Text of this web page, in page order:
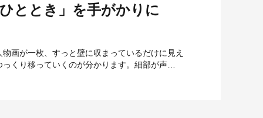
ととき」を手がかりに
画が一枚、すっと壁に収まっているだけに見え
くり移っていくのが分かります。細部が声…